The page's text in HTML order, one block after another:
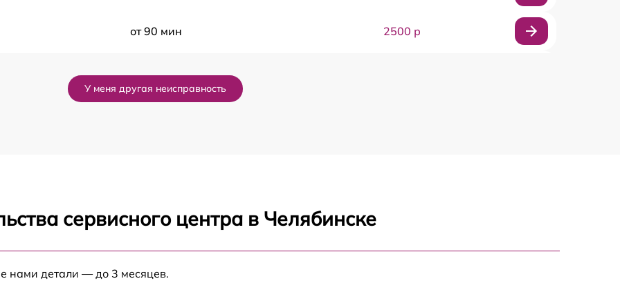
от 90 мин 2500 р
от 60 мин
У меня другая неисправность
сервисного центра в Челябинске
нами детали — до 3 месяцев.